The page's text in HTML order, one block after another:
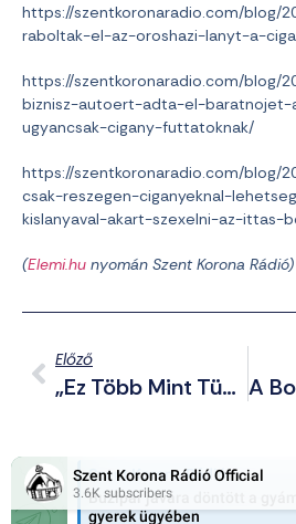
https://szentkoronaradio.com/blog/
raboltak-el-az-oroshazi-lanyt-a-
https://szentkoronaradio.com/blog/
biznisz-autoert-adta-el-baratnojet-
ugyancsak-cigany-futtatoknak/
https://szentkoronaradio.com/blog/
csak-reszegen-ciganyeknal-
kislanyaval-akart-szexelni-az-ittas-
(Elemi.hu nyomán Szent Korona Rádió)
Előző
„Ez Több Mint Tüntetés – Ez Felforgatás” – Trump Nyomozást Indít A Soros-Család Ellen Kirk Halála Után